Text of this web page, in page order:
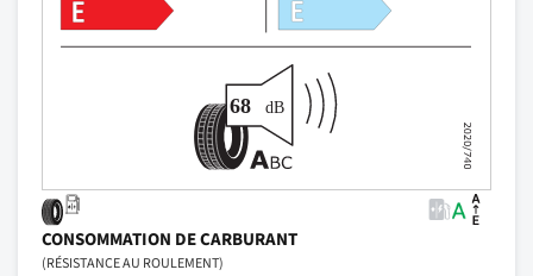
CONSOMMATION DE CARBURANT
(RÉSISTANCE AU ROULEMENT)